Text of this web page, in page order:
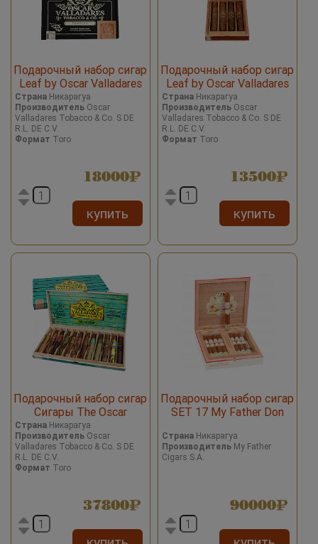
Подарочный набор сигар
Leaf by Oscar Valladares
Toro Set 6
Страна Никарагуа
Производитель Oscar
Valladares Tobacco & Co. S DE
R.L. DE C.V.
Формат Toro
18000
купить
Подарочный набор сигар
Leaf by Oscar Valladares
Toro Set 4
СтранаНикарагуа
ПроизводительOscar
Valladares Tobacco & Co. S DE
R.L. DE C.V.
Формат Toro
13500
купить
Подарочный набор сигар
Сигары The Oscar
Valladares Collection Toro
Страна Никарагуа
Производитель Oscar
Valladares Tobacco & Co. S DE
R.L. DE C.V.
Формат Toro
37800
Подарочный набор сигар
SET 17 My Father Don
Anniversary Sampler of 17
cigars
СтранаНикарагуа
ПроизводительMy Father
Cigars S.A.
90000